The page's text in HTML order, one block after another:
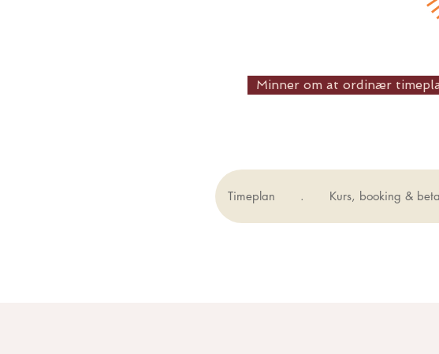
Minner om at ordinær
Timeplan . Kurs, booking &